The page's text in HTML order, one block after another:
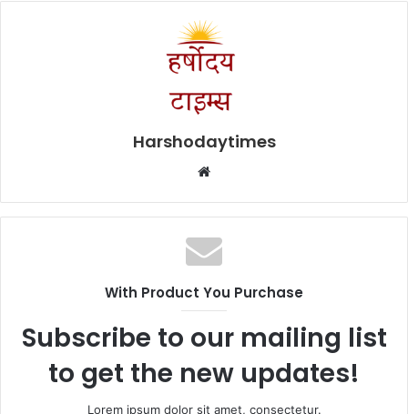
Harshodaytimes
Website
With Product You Purchase
Subscribe to our mailing list
to get the new updates!
Lorem ipsum dolor sit amet, consectetur.